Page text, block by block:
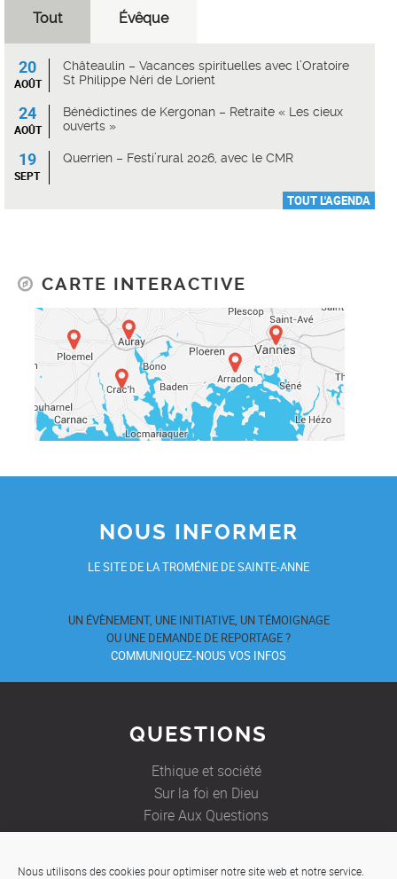
Nous utilisons des cookies pour optimiser notre site web et notre service.
Tout Évêque
20
AOÛT
Châteaulin – Vacances spirituelles avec l’Oratoire
St Philippe Néri de Lorient
24
AOÛT
Bénédictines de Kergonan – Retraite « Les cieux
ouverts »
19
SEPT
Querrien – Festi’rural 2026, avec le CMR
TOUT L'AGENDA
CARTE INTERACTIVE
NOUS INFORMER
LE SITE DE LA TROMÉNIE DE SAINTE-ANNE
UN ÉVÈNEMENT, UNE INITIATIVE, UN TÉMOIGNAGE
OU UNE DEMANDE DE REPORTAGE ?
COMMUNIQUEZ-NOUS VOS INFOS
QUESTIONS
Ethique et société
Sur la foi en Dieu
Foire Aux Questions